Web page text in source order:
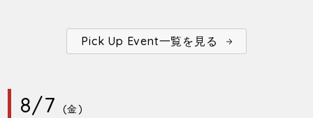
Pick Up Event一覧を見る
8/7 (金)